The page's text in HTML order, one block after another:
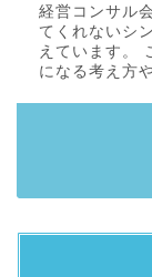
経営コンサル
てくれないシ
えています。
になる考え方